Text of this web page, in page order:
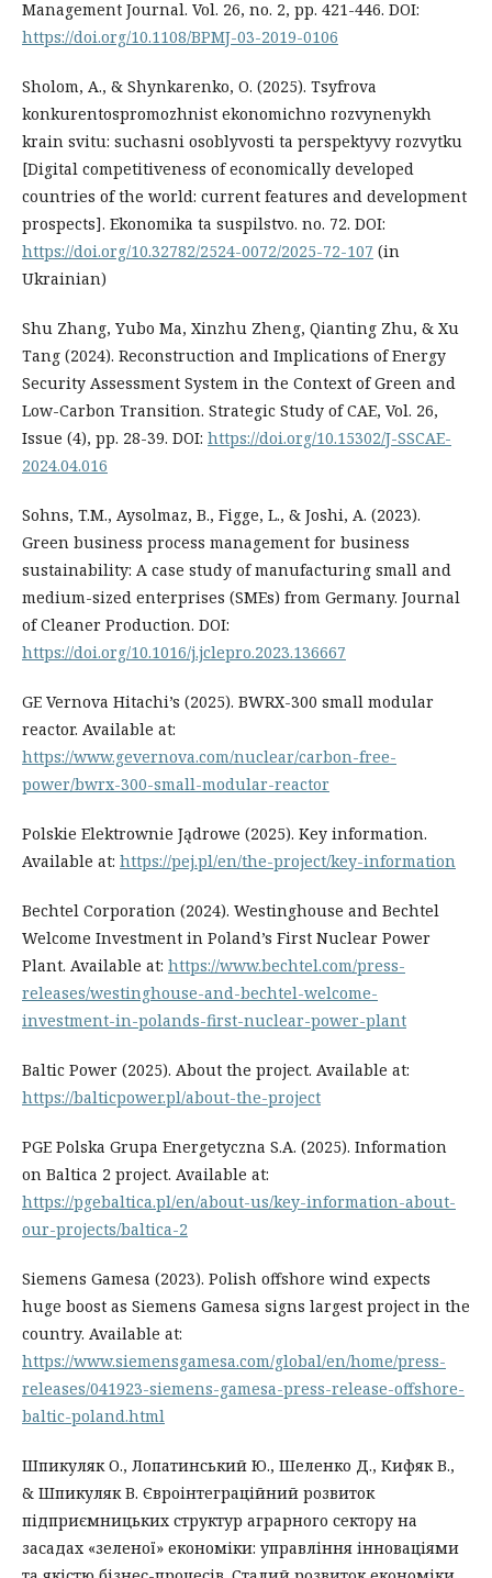
Management Journal. Vol. 26, no. 2, pp. 421-446. DOI:
https://doi.org/10.1108/BPMJ-03-2019-0106
Sholom, A., & Shynkarenko, O. (2025). Tsyfrova
konkurentospromozhnist ekonomichno rozvynenykh
krain svitu: suchasni osoblyvosti ta perspektyvy rozvytku
[Digital competitiveness of economically developed
countries of the world: current features and development
prospects]. Ekonomika ta suspilstvo. no. 72. DOI:
https://doi.org/10.32782/2524-0072/2025-72-107 (in
Ukrainian)
Shu Zhang, Yubo Ma, Xinzhu Zheng, Qianting Zhu, & Xu
Tang (2024). Reconstruction and Implications of Energy
Security Assessment System in the Context of Green and
Low-Carbon Transition. Strategic Study of CAE, Vol. 26,
Issue (4), pp. 28-39. DOI: https://doi.org/10.15302/J-SSCAE-
2024.04.016
Sohns, T.M., Aysolmaz, B., Figge, L., & Joshi, A. (2023).
Green business process management for business
sustainability: A case study of manufacturing small and
medium-sized enterprises (SMEs) from Germany. Journal
of Cleaner Production. DOI:
https://doi.org/10.1016/j.jclepro.2023.136667
GE Vernova Hitachi’s (2025). BWRX-300 small modular
reactor. Available at:
https://www.gevernova.com/nuclear/carbon-free-
power/bwrx-300-small-modular-reactor
Polskie Elektrownie Jądrowe (2025). Key information.
Available at: https://pej.pl/en/the-project/key-information
Bechtel Corporation (2024). Westinghouse and Bechtel
Welcome Investment in Poland’s First Nuclear Power
Plant. Available at: https://www.bechtel.com/press-
releases/westinghouse-and-bechtel-welcome-
investment-in-polands-first-nuclear-power-plant
Baltic Power (2025). About the project. Available at:
https://balticpower.pl/about-the-project
PGE Polska Grupa Energetyczna S.A. (2025). Information
on Baltica 2 project. Available at:
https://pgebaltica.pl/en/about-us/key-information-about-
our-projects/baltica-2
Siemens Gamesa (2023). Polish offshore wind expects
huge boost as Siemens Gamesa signs largest project in the
country. Available at:
https://www.siemensgamesa.com/global/en/home/press-
releases/041923-siemens-gamesa-press-release-offshore-
baltic-poland.html
Шпикуляк О., Лопатинський Ю., Шеленко Д., Кифяк В.,
& Шпикуляк В. Євроінтеграційний розвиток
підприємницьких структур аграрного сектору на
засадах «зеленої» економіки: управління інноваціями